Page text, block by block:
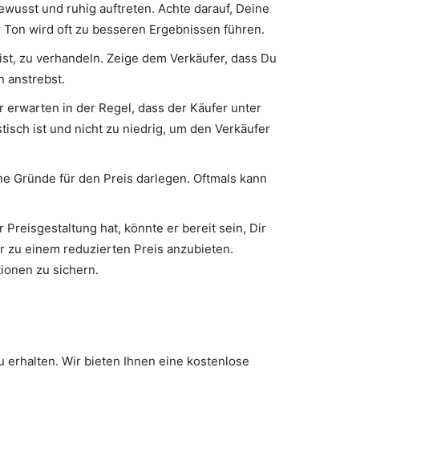
und ruhig auftreten. Achte darauf, Deine
wird oft zu besseren Ergebnissen führen.
zu verhandeln. Zeige dem Verkäufer, dass Du
anstrebst.
in der Regel, dass der Käufer unter
ist und nicht zu niedrig, um den Verkäufer
Gründe für den Preis darlegen. Oftmals kann
Preisgestaltung hat, könnte er bereit sein, Dir
zu einem reduzierten Preis anzubieten.
zu sichern.
erhalten. Wir bieten Ihnen eine kostenlose